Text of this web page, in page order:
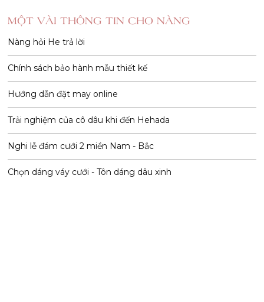
MỘT VÀI THÔNG TIN CHO NÀNG
Nàng hỏi He trả lời
Chính sách bảo hành mẫu thiết kế
Hướng dẫn đặt may online
Trải nghiệm của cô dâu khi đến Hehada
Nghi lễ đám cưới 2 miền Nam - Bắc
Chọn dáng váy cưới - Tôn dáng dâu xinh